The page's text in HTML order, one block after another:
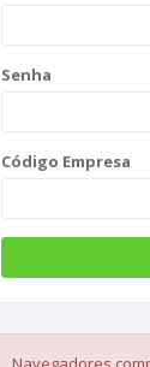
Senha
Código Empresa